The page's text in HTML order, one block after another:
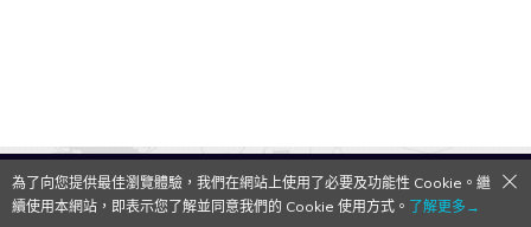
QooApp Limited © 2026
為了向您提供最佳瀏覽體驗，我們在網站上使用了必要及功能性 Cookie。繼
續使用本網站，即表示您了解並同意我們的 Cookie 使用方式。 了解更多→